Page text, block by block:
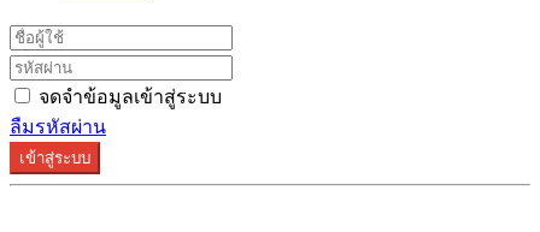
จดจำข้อมูลเข้าสู่ระบบ
ลืมรหัสผ่าน
เข้าสู่ระบบ